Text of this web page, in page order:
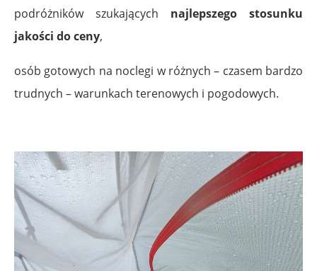
podróżników szukających najlepszego stosunku
jakości do ceny,
osób gotowych na noclegi w różnych – czasem bardzo
trudnych – warunkach terenowych i pogodowych.